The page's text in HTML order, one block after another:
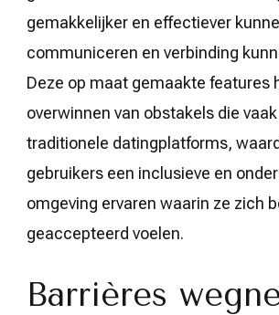
gemakkelijker en effectiever
communiceren en verbinding
Deze op maat gemaakte features
overwinnen van obstakels die
traditionele datingplatforms,
gebruikers een inclusieve en
omgeving ervaren waarin ze zich
geaccepteerd voelen.
Barrières